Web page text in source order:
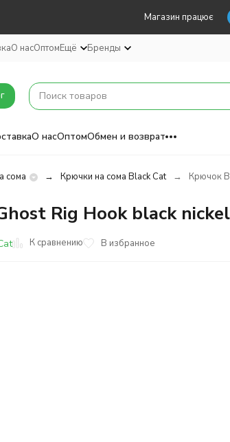
Магазин працює
О насОптомЕщё Бренды
О насОптомОбмен и возврат
сома Крючки на сома Black Cat Крючок
Rig Hook black
К сравнению В избранное